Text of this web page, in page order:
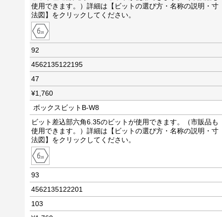
使用できます。）詳細は【ビットの選び方・名称の説明・寸
法図】をクリックしてください。
92
4562135122195
47
¥1,760
ボックスビットB-W8
ビット差込部六角6.35のビットが使用できます。（市販品も
使用できます。）詳細は【ビットの選び方・名称の説明・寸
法図】をクリックしてください。
93
4562135122201
103